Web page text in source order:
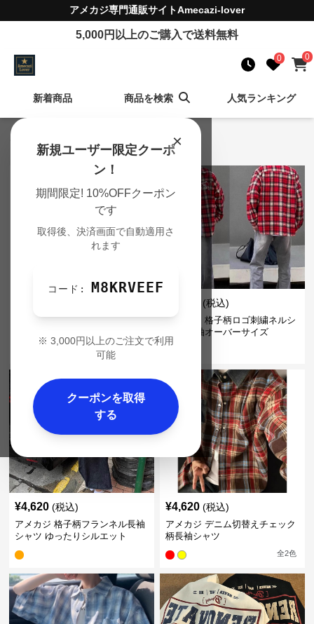
アメカジ専門通販サイトAmecazi-lover
5,000円以上のご購入で送料無料
0 0
新着商品 商品を検索 人気ランキング
×
新規ユーザー限定クーポ
ン！
期間限定! 10%OFFクーポン
です
取得後、決済画面で自動適用さ
れます
コード: M8KRVEEF
※ 3,000円以上のご注文で利用
可能
クーポンを取得
する
アメカジ 新着アイテム
アメカジ 大格子チェック柄 長袖
(税込)
アメカジ 格子柄ロゴ刺繍ネルシ
ャツ 長袖オーバーサイズ
¥4,620 (税込)
アメカジ 格子柄フランネル長袖
シャツ ゆったりシルエット
¥4,620 (税込)
アメカジ デニム切替えチェック
柄長袖シャツ
全2色